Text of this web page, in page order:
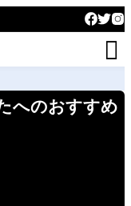

へのおすすめ